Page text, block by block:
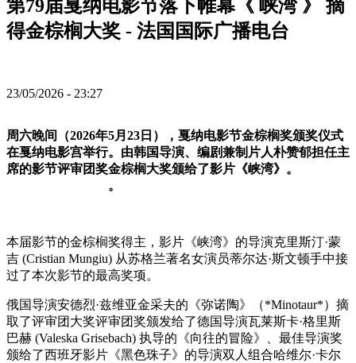
第79届戛纳电影节落下帷幕《 峡湾 》 摘
得金棕榈大奖 - 法国国际广播电台
23/05/2026 - 23:27
周六晚间（2026年5月23日），戛纳电影节金棕榈奖颁奖仪式
在戛纳电影宫举行。由韩国导演、编剧兼制片人朴赞郁担任主
席的影节评审团奖金棕榈大奖颁给了影片《峡湾》。
。
本届影节的金棕榈奖得主，影片《峡湾》的导演克里斯汀·蒙
吉 (Cristian Mungiu) 从苏格兰著名女演员蒂尔达·斯文顿手中接
过了本次影节的最高奖项。
俄国导演安德烈·兹维亚金采夫的《弥诺陶》（*Minotaur*）摘
取了评审团大奖评审团奖颁发给了德国导演瓦莱斯卡·格里斯
巴赫 (Valeska Grisebach) 执导的《向往的冒险》、最佳导演奖
颁给了西班牙影片《黑色珠子》的导演双人组合哈维尔·卡尔